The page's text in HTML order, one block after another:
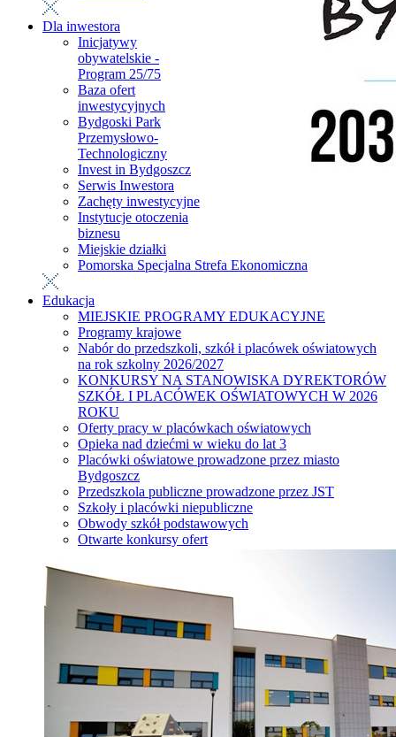
Dla inwestora
Inicjatywy
obywatelskie -
Program 25/75
Baza ofert
inwestycyjnych
Bydgoski Park
Przemysłowo-
Technologiczny
Invest in Bydgoszcz
Serwis Inwestora
Zachęty inwestycyjne
Instytucje otoczenia
biznesu
Miejskie działki
Pomorska Specjalna Strefa Ekonomiczna
Edukacja
MIEJSKIE PROGRAMY EDUKACYJNE
Programy krajowe
Nabór do przedszkoli, szkół i placówek oświatowych
na rok szkolny 2026/2027
KONKURSY NA STANOWISKA DYREKTORÓW
SZKÓŁ I PLACÓWEK OŚWIATOWYCH W 2026
ROKU
Oferty pracy w placówkach oświatowych
Opieka nad dziećmi w wieku do lat 3
Placówki oświatowe prowadzone przez miasto
Bydgoszcz
Przedszkola publiczne prowadzone przez JST
Szkoły i placówki niepubliczne
Obwody szkół podstawowych
Otwarte konkursy ofert